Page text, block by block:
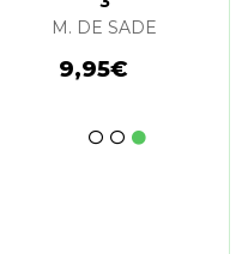
M. DE SADE
9,95€